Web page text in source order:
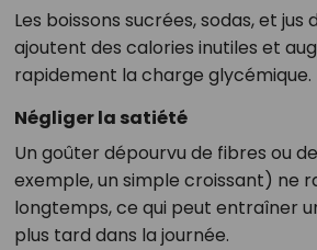
Les boissons sucrées, sodas, et jus
ajoutent des calories inutiles et
rapidement la charge glycémique.
Négliger la satiété
Un goûter dépourvu de fibres ou
exemple, un simple croissant) ne
longtemps, ce qui peut entraîner
plus tard dans la journée.